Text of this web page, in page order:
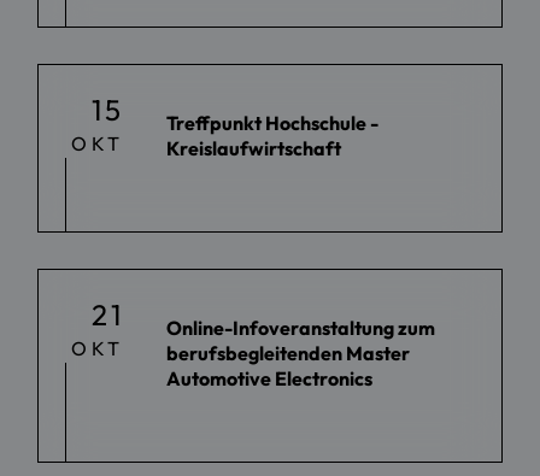
15
OKT
Treffpunkt Hochschule -
Kreislaufwirtschaft
21
OKT
Online-Infoveranstaltung zum
berufsbegleitenden Master
Automotive Electronics